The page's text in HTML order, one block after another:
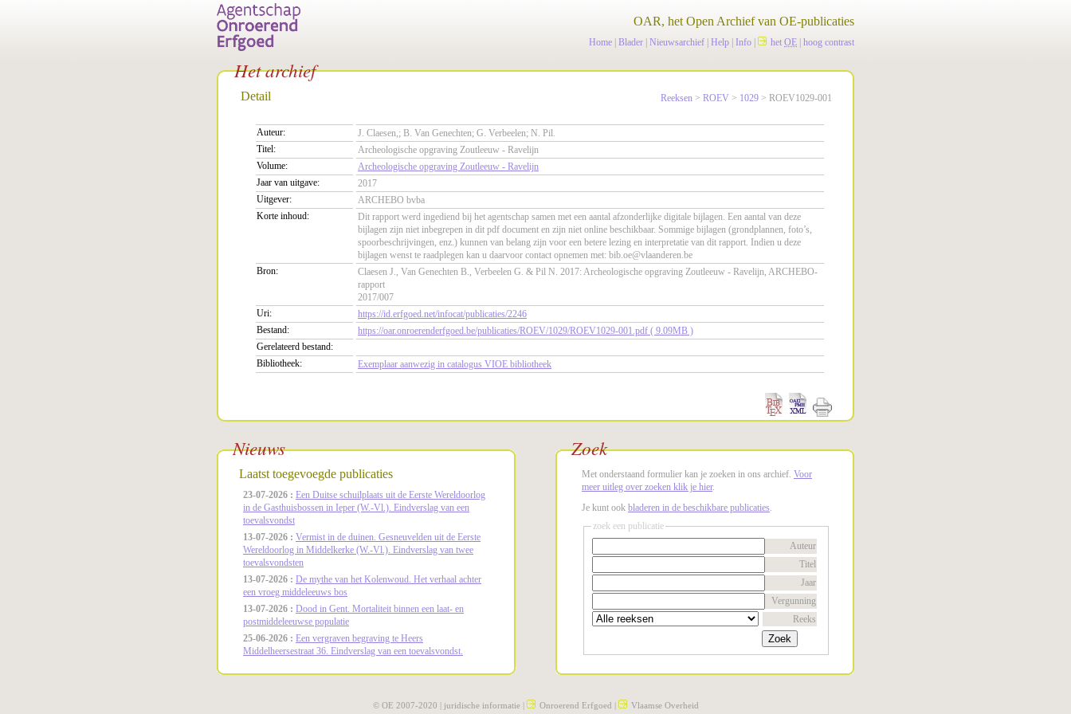
OAR, het Open Archief van OE-publicaties
Home Blader Nieuwsarchief Help Info het OE hoog contrast
Het archief
Reeksen > ROEV > 1029 > ROEV1029-001
Detail
Auteur:
J. Claesen,; B. Van Genechten; G. Verbeelen; N. Pil.
Titel:
Archeologische opgraving Zoutleeuw - Ravelijn
Volume:
Archeologische opgraving Zoutleeuw - Ravelijn
Jaar van uitgave:
2017
Uitgever:
ARCHEBO bvba
Korte inhoud:
Dit rapport werd ingediend bij het agentschap samen met een aantal afzonderlijke digitale bijlagen. Een aantal van deze
bijlagen zijn niet inbegrepen in dit pdf document en zijn niet online beschikbaar. Sommige bijlagen (grondplannen, foto’s,
spoorbeschrijvingen, enz.) kunnen van belang zijn voor een betere lezing en interpretatie van dit rapport. Indien u deze
bijlagen wenst te raadplegen kan u daarvoor contact opnemen met: bib.oe@vlaanderen.be
Bron:
Claesen J., Van Genechten B., Verbeelen G. & Pil N. 2017: Archeologische opgraving Zoutleeuw - Ravelijn, ARCHEBO-
rapport
2017/007
Uri:
https://id.erfgoed.net/infocat/publicaties/2246
Bestand:
https://oar.onroerenderfgoed.be/publicaties/ROEV/1029/ROEV1029-001.pdf ( 9.09MB )
Gerelateerd bestand:
Bibliotheek:
Exemplaar aanwezig in catalogus VIOE bibliotheek
Nieuws
Laatst toegevoegde publicaties
23-07-2026 : Een Duitse schuilplaats uit de Eerste Wereldoorlog
in de Gasthuisbossen in Ieper (W.-Vl.). Eindverslag van een
toevalsvondst
13-07-2026 : Vermist in de duinen. Gesneuvelden uit de Eerste
Wereldoorlog in Middelkerke (W.-Vl.). Eindverslag van twee
toevalsvondsten
13-07-2026 : De mythe van het Kolenwoud. Het verhaal achter
een vroeg middeleeuws bos
13-07-2026 : Dood in Gent. Mortaliteit binnen een laat- en
postmiddeleeuwse populatie
25-06-2026 : Een vergraven begraving te Heers
Middelheersestraat 36. Eindverslag van een toevalsvondst.
Zoek
Met onderstaand formulier kan je zoeken in ons archief. Voor
meer uitleg over zoeken klik je hier.
Je kunt ook bladeren in de beschikbare publicaties.
zoek een publicatie
Auteur
Titel
Jaar
Vergunning
Reeks
© OE 2007-2020 | juridische informatie| Onroerend Erfgoed | Vlaamse Overheid